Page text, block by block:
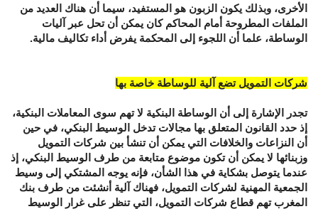
الأخرى، وبذلك يكون الزبون هو المستفيد، سيما أن هناك العديد من
الملفات المطروحة أمام المحاكم كان يمكن أن تحل عبر آليات
الوساطة، علما أن اللجوء إلى المحكمة يفرض أداء تكاليف مالية.
شركات التمويل تضع آلية للوساطة خاصة بها
تجدر الإشارة إلى أن الوساطة البنكية لا تهم سوى المعاملات البنكية،
إذ حدد القانون المتعلق بها مجالات تدخل الوسيط البنكي، في حين
أن النزاعات والخلافات التي يمكن أن تنشأ بين شركات التمويل
وزبنائها لا يمكن أن تكون موضوع متابعة من طرف الوسيط البنكي، إذ
عندما يتوصل بشكاية في هذا الشأن، فإنه يوجه المشتكي إلى وسيط
الجمعية المهنية لشركات التمويل، فهناك آلية أنشئت من طرف بنك
المغرب تهم قطاع شركات التمويل، التي تنظر على غرار الوسيط